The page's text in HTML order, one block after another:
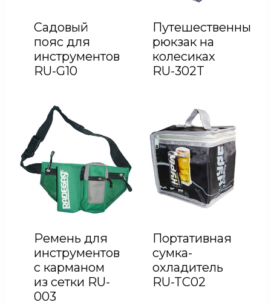
Садовый
пояс для
инструментов
RU-G10
Путешественный
рюкзак на
колесиках
RU-302T
Ремень для
инструментов
с карманом
из сетки RU-
003
Портативная
сумка-
охладитель
RU-TC02